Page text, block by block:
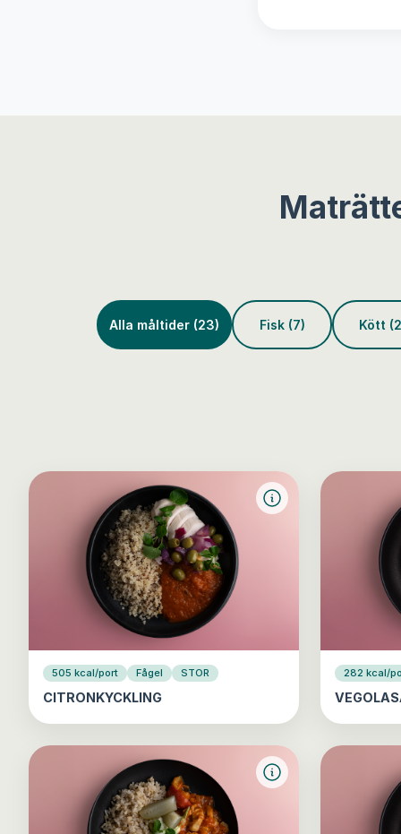
Alla måltider (23) Fisk (7) Kött
505 kcal/port Fågel STOR
CITRONKYCKLING
282 kcal/